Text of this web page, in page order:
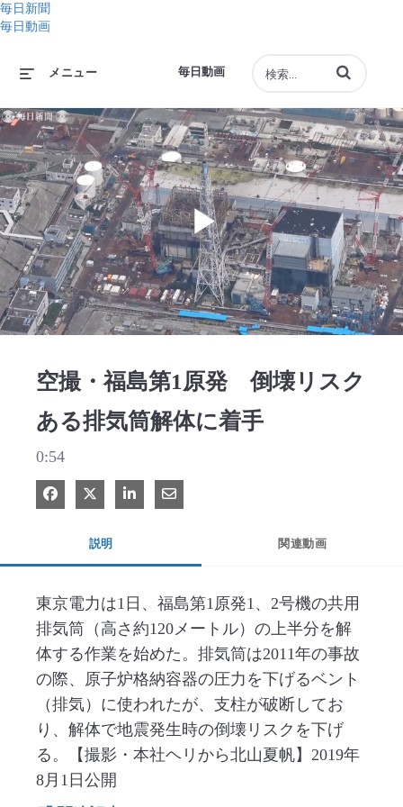
毎日新聞
毎日動画
毎日動画
メニュー 動画の検索語句
Play
空撮・福島第1原発 倒壊リスク
ある排気筒解体に着手
0:54
Facebook で共有
Xで共有する
LinkedIn で共有
電子メールで共有
説明 関連動画
東京電力は1日、福島第1原発1、2号機の共用
排気筒（高さ約120メートル）の上半分を解
体する作業を始めた。排気筒は2011年の事故
の際、原子炉格納容器の圧力を下げるベント
（排気）に使われたが、支柱が破断してお
り、解体で地震発生時の倒壊リスクを下げ
る。【撮影・本社ヘリから北山夏帆】2019年
8月1日公開